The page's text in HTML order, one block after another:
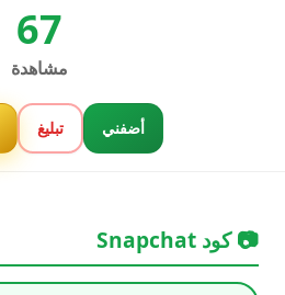
67
مشاهدة
أضفني تبليغ
📷 كود Snapchat